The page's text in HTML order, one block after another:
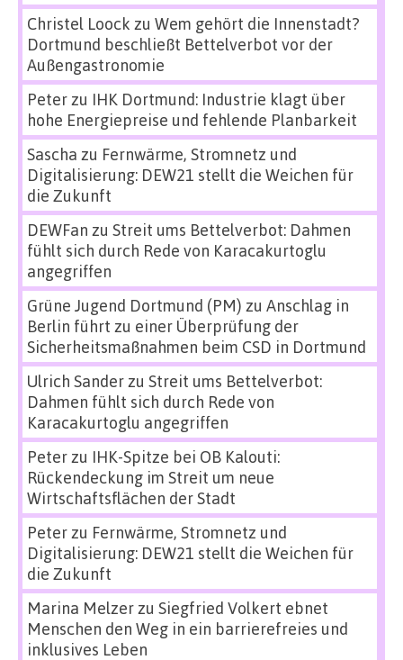
Christel Loock zu Wem gehört die Innenstadt?
Dortmund beschließt Bettelverbot vor der
Außengastronomie
Peterzu IHK Dortmund: Industrie klagt über
hohe Energiepreise und fehlende Planbarkeit
Sascha zu Fernwärme, Stromnetz und
Digitalisierung: DEW21 stellt die Weichen für
die Zukunft
DEWFan zu Streit ums Bettelverbot: Dahmen
fühlt sich durch Rede von Karacakurtoglu
angegriffen
Grüne Jugend Dortmund (PM) zu Anschlag in
Berlin führt zu einer Überprüfung der
Sicherheitsmaßnahmen beim CSD in Dortmund
Ulrich Sanderzu Streit ums Bettelverbot:
Dahmen fühlt sich durch Rede von
Karacakurtoglu angegriffen
Peterzu IHK-Spitze bei OB Kalouti:
Rückendeckung im Streit um neue
Wirtschaftsflächen der Stadt
Peterzu Fernwärme, Stromnetz und
Digitalisierung: DEW21 stellt die Weichen für
die Zukunft
Marina Melzerzu Siegfried Volkert ebnet
Menschen den Weg in ein barrierefreies und
inklusives Leben